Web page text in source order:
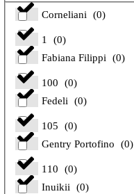
Corneliani (0)
Fabiana Filippi (0)
Fedeli (0)
Gentry Portofino (0)
Inuikii (0)
1 (0)
100 (0)
105 (0)
110 (0)